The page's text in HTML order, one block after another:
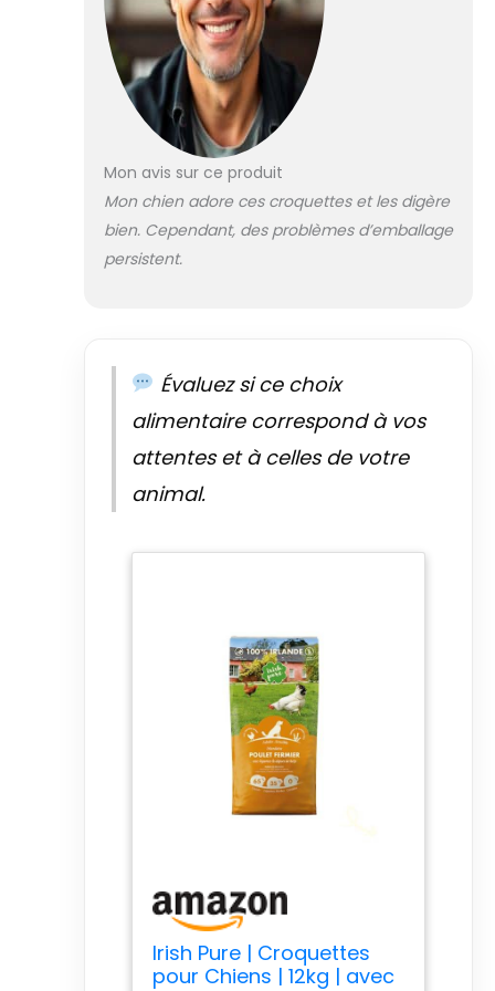
compagnon à quatre pattes.
SANS ADDITIFS : "Irish Pure"
évite l'utilisation de céréales et
d'autres additifs nocifs, car ils
peuvent causer des problèmes
de digestion. À la place, les
pommes de terre servent de
source importante de glucides
pour votre chien.
Mon avis sur ce produit
Mon chien adore ces croquettes et les digère
bien. Cependant, des problèmes d’emballage
persistent.
Évaluez si ce choix
alimentaire correspond à vos
attentes et à celles de votre
animal.
Irish Pure | Croquettes
pour Chiens | 12kg | avec